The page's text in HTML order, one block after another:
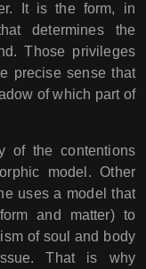
It is the form, in
determines the
Those privileges
precise sense that
of which part of
of the contentions
model. Other
uses a model that
and matter) to
of soul and body
That is why